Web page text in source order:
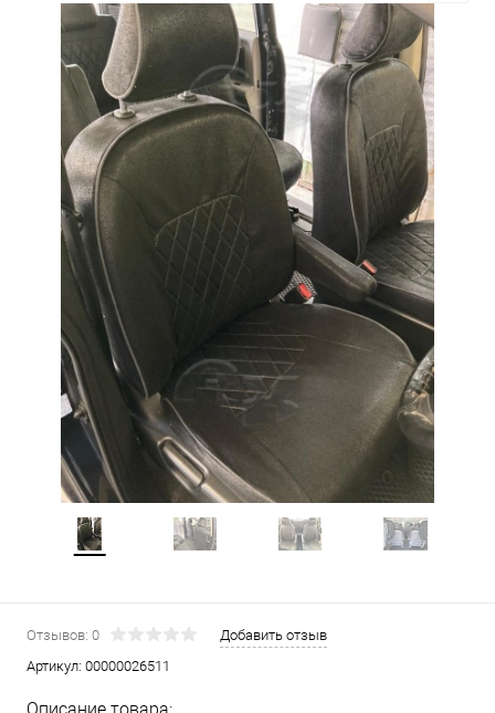
Отзывов: 0
Добавить отзыв
Артикул: 00000026511